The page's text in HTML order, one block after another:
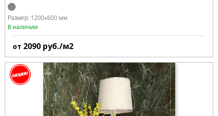
Размер: 1200x600 мм
В наличии
от 2090 руб./м2